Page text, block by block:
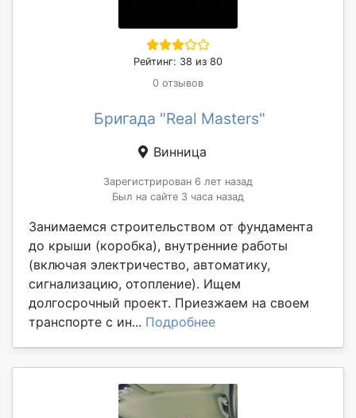
Рейтинг: 38 из 80
0 отзывов
Бригада "Real Masters"
Винница
Зарегистрирован 6 лет назад
Был на сайте 3 часа назад
Занимаемся строительством от фундамента
до крыши (коробка), внутренние работы
(включая электричество, автоматику,
сигнализацию, отопление). Ищем
долгосрочный проект. Приезжаем на своем
транспорте с ин... Подробнее